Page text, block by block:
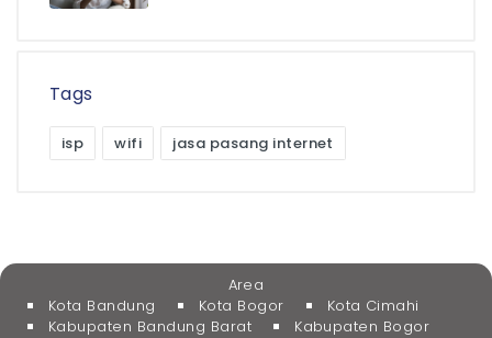
Tags
isp wifi jasa pasang internet
Area
Kota Bandung
Kota Bogor
Kota Cimahi
Kabupaten Bandung Barat
Kabupaten Bogor